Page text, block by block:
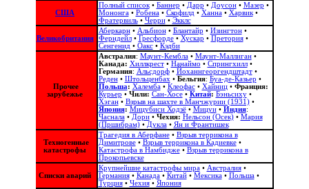
США
Полный список• Баннер • Дарр • Доусон• Мазер •
Мононга• Робена• Скофилд • Ханна• Харвик•
Фратервиль• Черри• Экклс
Великобритания
Аберкарн• Альбион‎• Блантайр • Изингтон•
Ферндейл• Гресфорде• Хускар • Претория•
Сенгенид • Оакс• Кэдби
Прочее
зарубежье
Австралия: Маунт-Кембла• Маунт-Маллиган•
Канада: Хиллкрест• Нанаймо • Спрингхилл•
Германия: Альсдорф• Йоханнгеоргендштадт•
Реден• Штольценбах • Бельгия: Буа-де-Казьер •
Польша: Халемба• Клеофас• Хайниц• Франция:
Курьер • Чили: Сан-Хосе• Китай: Бэньсиху•
Хэган• Взрыв на шахте в Манчжурии (1931)•
Япония: Мицубиси Ходзё• Мицуи• Индия:
Часнала• Дори• Чехия: Нельсон (Осек)• Мария
(Пршибрам)• Дукла• Ян и Франтишек
Техногенные
катастрофы
Трагедия в Аберфане• Взрыв террикона в
Димитрове• Взрыв террикона в Кадиевке•
Катастрофа в Намбидже• Взрыв террикона в
Прокопьевске
Списки аварий
Крупнейшие катастрофы мира• Австралия•
Германия• Канада• Китай• Мексика• Польша•
Турция• Чехия• Япония